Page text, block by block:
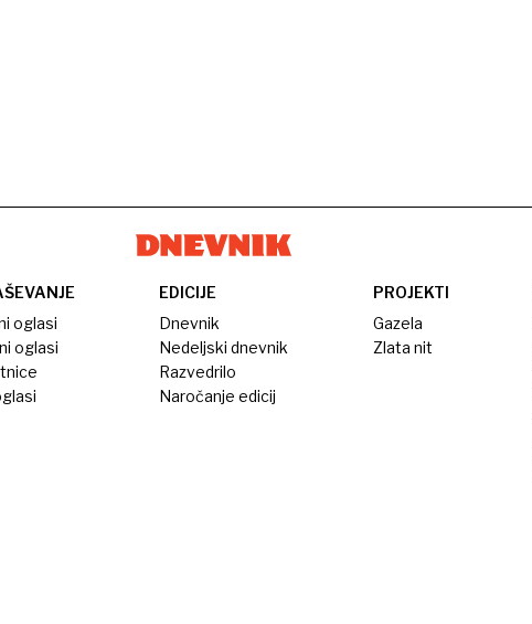
oglasi
oglasi
EDICIJE
Dnevnik
Nedeljski dnevnik
Razvedrilo
Naročanje edicij
PROJEKTI
Gazela
Zlata nit